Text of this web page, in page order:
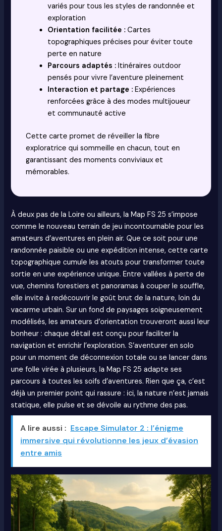
variés pour tous les styles de randonnée et
exploration
Orientation facilitée : Cartes
topographiques précises pour éviter toute
perte en nature
Parcours adaptés : Itinéraires outdoor
pensés pour vivre l’aventure pleinement
Interaction et partage : Expériences
renforcées grâce à des modes multijoueur
et communauté active
Cette carte promet de réveiller la fibre
exploratrice qui sommeille en chacun, tout en
garantissant des moments conviviaux et
mémorables.
À deux pas de la Loire ou ailleurs, la Map FS 25 s’impose
comme le nouveau terrain de jeu incontournable pour les
amateurs d’aventures en plein air. Que ce soit pour une
randonnée paisible ou une expédition intense, cette carte
topographique cumule les atouts pour transformer toute
sortie en une expérience unique. Entre vallées à perte de
vue, chemins forestiers et panoramas à couper le souffle,
elle invite à redécouvrir le goût brut de la nature, loin du
vacarme urbain. Sur un fond de paysages soigneusement
modélisés, les amateurs d’orientation trouveront aussi leur
bonheur : chaque détail est conçu pour faciliter la
navigation et enrichir l’exploration. S’aventurer en solo
pour un moment de déconnexion totale ou se lancer dans
une folle virée à plusieurs, la Map FS 25 adapte ses
parcours à toutes les soifs d’aventures. Rien que ça, c’est
déjà un premier point qui rassure : ici, la nature n’est jamais
statique, elle pulse et se dévoile au rythme des pas.
A lire aussi : Escape Simulator 2 : l’énigme
immersive qui révolutionne les jeux d’évasion
entre amis